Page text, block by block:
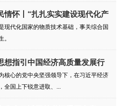
情怀丨“扎扎实实建设现代化产
现代化国家的物质技术基础，事关综合国
。
想指引中国经济高质量发展行
核心的党中央坚强领导下，在习近平经济
全国上下锐意进取、...